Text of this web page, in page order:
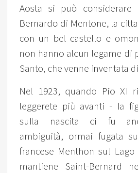
Aosta si può considerare
Bernardo di Mentone, la
con un bel castello e
non hanno alcun legame di
Santo, che venne inventata
Nel 1923, quando Pio XI
leggerete più avanti - la
sulla nascita ci fu
ambiguità, ormai fugata
francese Menthon sul
mantiene Saint-Bernard